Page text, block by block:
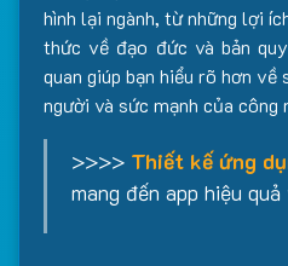
hình lại ngành, từ những lợi
thức về đạo đức và bản
quan giúp bạn hiểu rõ hơn
người và sức mạnh của công
>>>> Thiết kế ứng
mang đến app hiệu